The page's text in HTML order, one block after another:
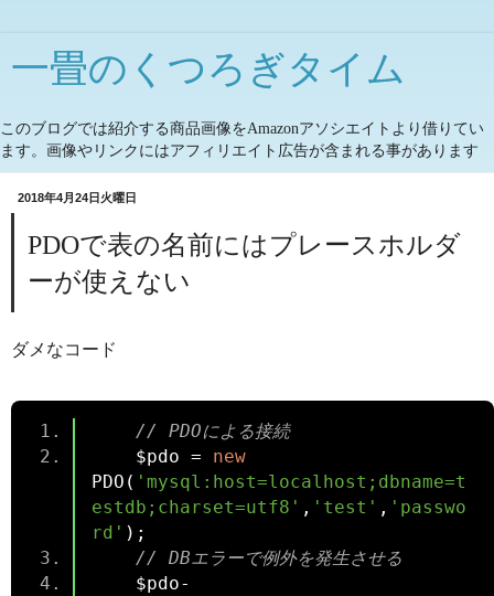
一畳のくつろぎタイム
このブログでは紹介する商品画像をAmazonアソシエイトより借りてい
ます。画像やリンクにはアフィリエイト広告が含まれる事があります
2018年4月24日火曜日
PDOで表の名前にはプレースホルダ
ーが使えない
ダメなコード
// PDOによる接続
    $pdo
=
new
PDO ( 'mysql:host=localhost;dbname=t
estdb;charset=utf8' , 'test' , 'passwo
rd' );
// DBエラーで例外を発生させる
    $pdo
-